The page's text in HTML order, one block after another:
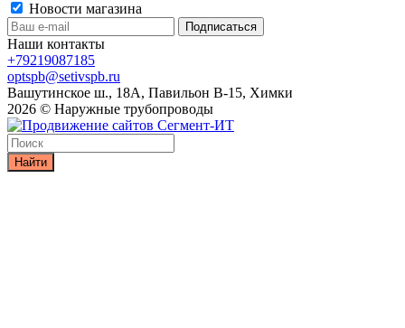
Новости магазина
Наши контакты
+79219087185
optspb@setivspb.ru
Вашутинское ш., 18А, Павильон В-15, Химки
2026 © Наружные трубопроводы
Найти